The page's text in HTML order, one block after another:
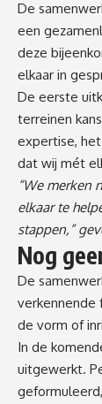
De
een
deze
elkaar in
De eerste
terreinen
expertise, het
dat wij mét
“We merken
elkaar te
stappen,”
Nog
De
verkennende
de vorm of
In de
uitgewerkt.